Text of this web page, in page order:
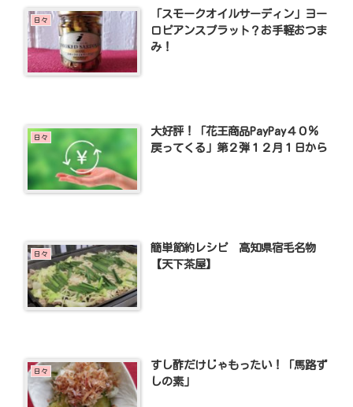
日々
「スモークオイルサーディン」ヨー
ロピアンスプラット？お手軽おつま
み！
日々
大好評！「花王商品PayPay４０％
戻ってくる」第２弾１２月１日から
日々
簡単節約レシピ 高知県宿毛名物
【天下茶屋】
日々
すし酢だけじゃもったい！「馬路ず
しの素」